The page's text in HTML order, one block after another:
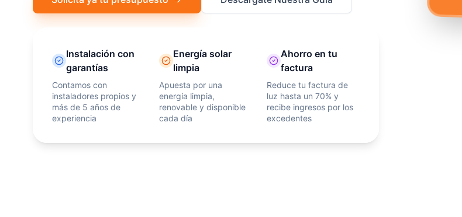
Instalación con
garantías
Contamos con
instaladores propios y
más de 5 años de
experiencia
Energía solar
limpia
Apuesta por una
energía limpia,
renovable y disponible
cada día
Ahorro en tu
factura
Reduce tu factura de
luz hasta un 70% y
recibe ingresos por los
excedentes